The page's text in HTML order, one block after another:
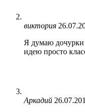
виктория
Я думаю дочурки
идею просто
Аркадий